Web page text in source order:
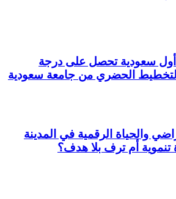
أول سعودية تحصل على درجة
التخطيط الحضري من جامعة سعودية
والحياة الرقمية في المدينة
تنموية أم ترف بلا هدف؟